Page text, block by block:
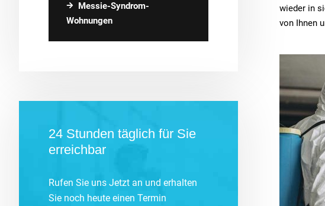
Messie-Syndrom-
Wohnungen
24 Stunden täglich für Sie
erreichbar
Rufen Sie uns Jetzt an und erhalten
Sie noch heute einen Termin
wieder in
von Ihnen